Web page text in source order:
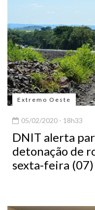
Extremo Oeste
05/02/2020 - 18h33
DNIT alerta
detonação de
sexta-feira (07)